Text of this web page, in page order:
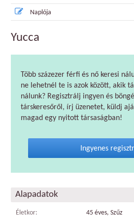
Naplója
Yucca
Több százezer férfi és nő keresi
ne lehetnél te is azok között, akik
nálunk? Regisztrálj ingyen és
társkeresőről, írj üzenetet, küldj
magad egy nyitott társaságban!
Ingyenes
Alapadatok
Életkor: 45 éves, Szűz